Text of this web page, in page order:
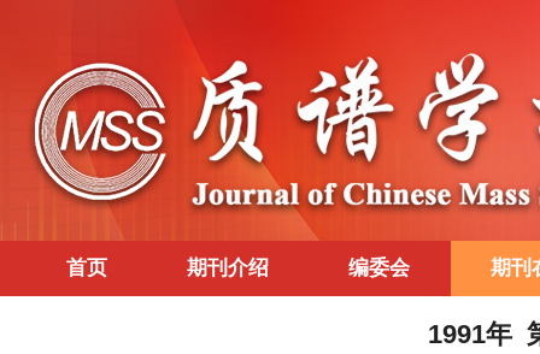
首页 期刊介绍 编委会 期刊
1991年